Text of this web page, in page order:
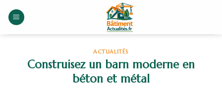
ACTUALITÉS
Construisez un barn moderne en
béton et métal